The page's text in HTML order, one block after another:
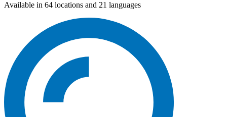
Available in 64 locations and 21 languages